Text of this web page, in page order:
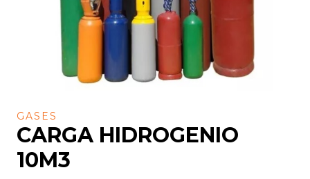
GASES
CARGA HIDROGENIO
10M3